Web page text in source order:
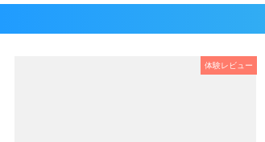
体験レビュー